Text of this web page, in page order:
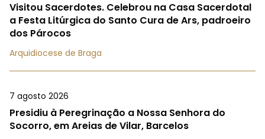
Visitou Sacerdotes. Celebrou na Casa Sacerdotal
a Festa Litúrgica do Santo Cura de Ars, padroeiro
dos Párocos
Arquidiocese de Braga
7 agosto 2026
Presidiu à Peregrinação a Nossa Senhora do
Socorro, em Areias de Vilar, Barcelos